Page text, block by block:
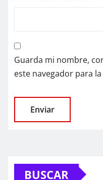
Guarda mi nombre,
este navegador para
BUSCAR